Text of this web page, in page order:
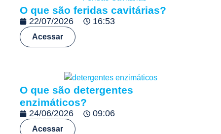
O que são feridas cavitárias?
22/07/2026 16:53
Acessar
O que são detergentes
enzimáticos?
24/06/2026 09:06
Acessar